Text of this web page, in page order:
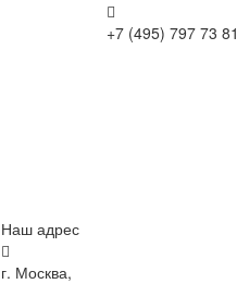
+7 (495) 797 73 81
Наш адрес
г. Москва,